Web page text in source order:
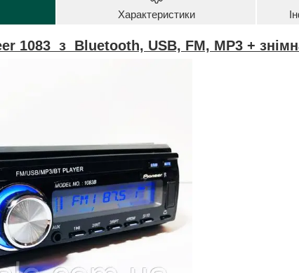
Характеристики
1083 з Bluetooth, USB, FM, MP3 +